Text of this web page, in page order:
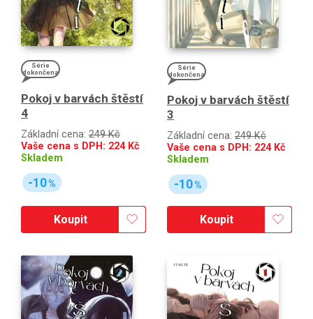
Série
dokončena
Pokoj v barvách štěstí
4
Základní cena: 249 Kč
Vaše cena s DPH: 224Kč
Skladem
-10%
Koupit
Série
dokončena
Pokoj v barvách štěstí
3
Základní cena: 249 Kč
Vaše cena s DPH: 224Kč
Skladem
-10%
Koupit